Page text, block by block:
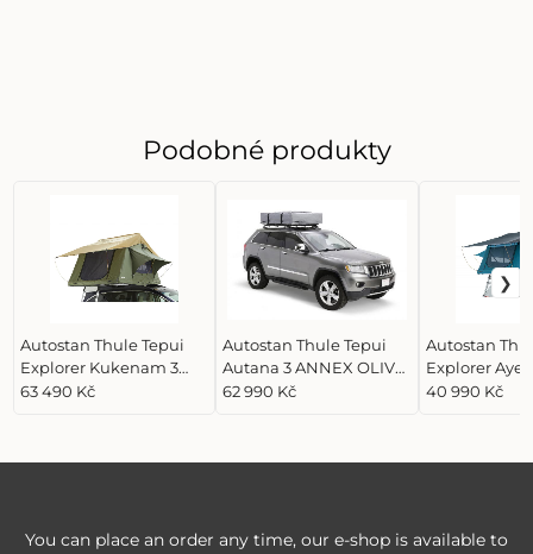
Podobné produkty
Autostan Thule Tepui
Explorer Kukenam 3
Olive Green
63 490 Kč
Autostan Thule Tepui
Autana 3 ANNEX OLIVE
GREEN
62 990 Kč
Autostan
Explorer Ayer
Haze
40 990 Kč
You can place an order any time, our e-shop is available to